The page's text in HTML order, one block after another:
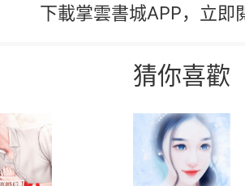
下載掌雲書城APP，立即
猜你喜歡